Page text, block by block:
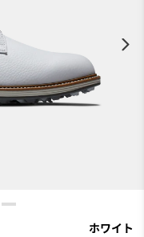
ホワイト